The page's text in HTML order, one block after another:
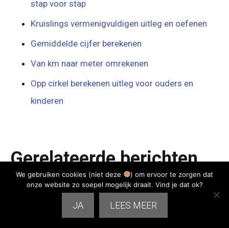
stap voor stap
Kruislings vermenigvuldigen uitleg en oefenen
Gemiddelde cijfer berekenen
Van km naar meter omrekenen
Opp cirkel berekenen uitleg voor ouders en
kinderen
Gerelateerde berichten
We gebruiken cookies (niet deze
) om ervoor te zorgen dat
onze website zo soepel mogelijk draait. Vind je dat ok?
JA LEES MEER